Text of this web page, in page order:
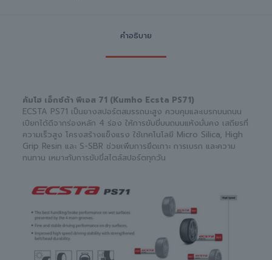
คำอธิบาย
คัมโฮ เอ็กซ์ต้า พีเอส 71 (Kumho Ecsta PS71)
ECSTA PS71 เป็นยางสปอร์ตสมรรถนะสูง ควบคุมและเบรกบนถนน
เปียกได้ดีจากร่องหลัก 4 ร่อง ให้การขับขี่บนถนนแห้งมั่นคง เสถียรที่
ความเร็วสูง โครงสร้างแข็งแรง ใช้เทคโนโลยี Micro Silica, High
Grip Resin และ S-SBR ช่วยเพิ่มการยึดเกาะ การเบรก และความ
ทนทาน เหมาะกับการขับขี่สไตล์สปอร์ตทุกวัน